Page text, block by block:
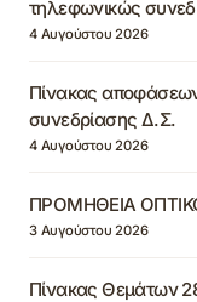
τηλεφωνικώς
4 Αυγούστου 2026
Πίνακας
συνεδρίασης Δ.Σ.
4 Αυγούστου 2026
ΠΡΟΜΗΘΕΙΑ
3 Αυγούστου 2026
Πίνακας Θεμάτων